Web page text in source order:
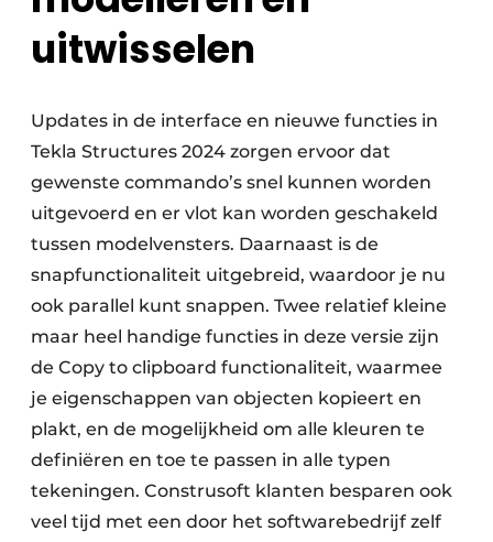
uitwisselen
Updates in de interface en nieuwe functies in
Tekla Structures 2024 zorgen ervoor dat
gewenste commando’s snel kunnen worden
uitgevoerd en er vlot kan worden geschakeld
tussen modelvensters. Daarnaast is de
snapfunctionaliteit uitgebreid, waardoor je nu
ook parallel kunt snappen. Twee relatief kleine
maar heel handige functies in deze versie zijn
de Copy to clipboard functionaliteit, waarmee
je eigenschappen van objecten kopieert en
plakt, en de mogelijkheid om alle kleuren te
definiëren en toe te passen in alle typen
tekeningen. Construsoft klanten besparen ook
veel tijd met een door het softwarebedrijf zelf